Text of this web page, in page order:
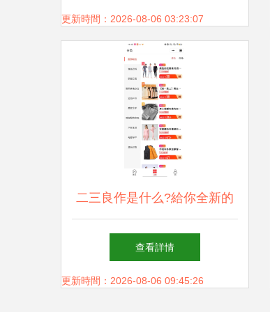
更新時間：2026-08-06 03:23:07
二三良作是什么?給你全新的
一手貨源電商購物體驗
查看詳情
更新時間：2026-08-06 09:45:26